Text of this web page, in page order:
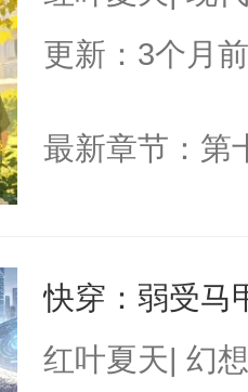
更新：3个月前
最新章节：第
快穿：弱受马
红叶夏天| 幻